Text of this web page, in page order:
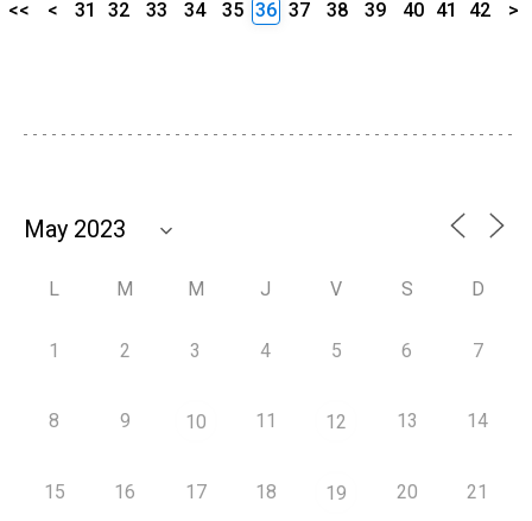
<< < 31 32 33 34 35 36 37 38 39 40 41 42 >
L M M J V S D
1 2 3 4 5 6 7
8 9 10 11 12 13 14
15 16 17 18 19 20 21